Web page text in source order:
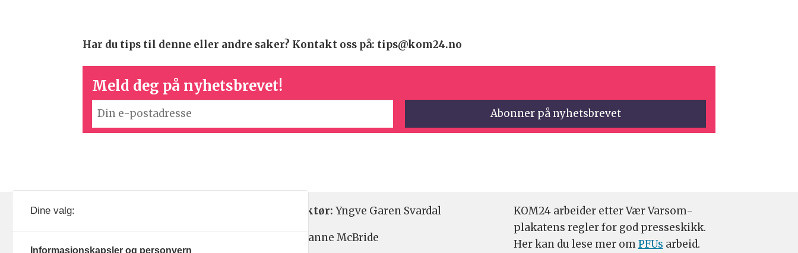
Har du tips til denne eller andre saker? Kontakt oss på: tips@kom24.no
Meld deg på nyhetsbrevet!
093 182
Nyhetsredaktør: Yngve Garen Svardal
Hanne McBride
KOM24 arbeider etter Vær Varsom-
plakatens regler for god presseskikk.
Her kan du lese mer omPFUs arbeid.
Dine valg:
Informasjonskapsler og personvern